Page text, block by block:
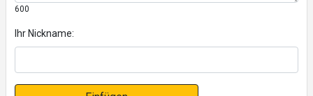
600
Ihr Nickname: